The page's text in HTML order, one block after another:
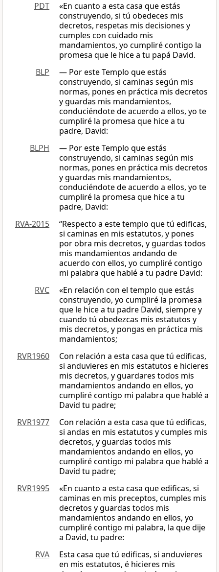
PDT
«En cuanto a esta casa que estás
construyendo, si tú obedeces mis
decretos, respetas mis decisiones y
cumples con cuidado mis
mandamientos, yo cumpliré contigo la
promesa que le hice a tu papá David.
BLP
— Por este Templo que estás
construyendo, si caminas según mis
normas, pones en práctica mis decretos
y guardas mis mandamientos,
conduciéndote de acuerdo a ellos, yo te
cumpliré la promesa que hice a tu
padre, David:
BLPH
— Por este Templo que estás
construyendo, si caminas según mis
normas, pones en práctica mis decretos
y guardas mis mandamientos,
conduciéndote de acuerdo a ellos, yo te
cumpliré la promesa que hice a tu
padre, David:
RVA-2015
“Respecto a este templo que tú edificas,
si caminas en mis estatutos, y pones
por obra mis decretos, y guardas todos
mis mandamientos andando de
acuerdo con ellos, yo cumpliré contigo
mi palabra que hablé a tu padre David:
RVC
«En relación con el templo que estás
construyendo, yo cumpliré la promesa
que le hice a tu padre David, siempre y
cuando tú obedezcas mis estatutos y
mis decretos, y pongas en práctica mis
mandamientos;
RVR1960
Con relación a esta casa que tú edificas,
si anduvieres en mis estatutos e hicieres
mis decretos, y guardares todos mis
mandamientos andando en ellos, yo
cumpliré contigo mi palabra que hablé a
David tu padre;
RVR1977
Con relación a esta casa que tú edificas,
si andas en mis estatutos y cumples mis
decretos, y guardas todos mis
mandamientos andando en ellos, yo
cumpliré contigo mi palabra que hablé a
David tu padre;
RVR1995
«En cuanto a esta casa que edificas, si
caminas en mis preceptos, cumples mis
decretos y guardas todos mis
mandamientos andando en ellos, yo
cumpliré contigo mi palabra, la que dije
a David, tu padre:
RVA
Esta casa que tú edificas, si anduvieres
en mis estatutos, é hicieres mis